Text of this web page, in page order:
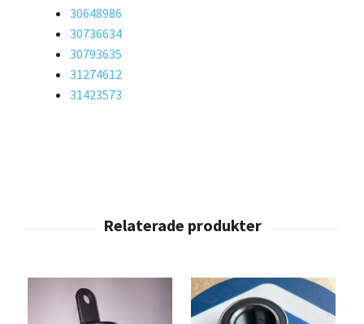
30648986
30736634
30793635
31274612
31423573